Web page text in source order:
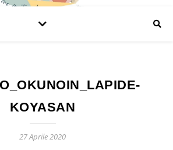
KOYASAN
27 Aprile 2020